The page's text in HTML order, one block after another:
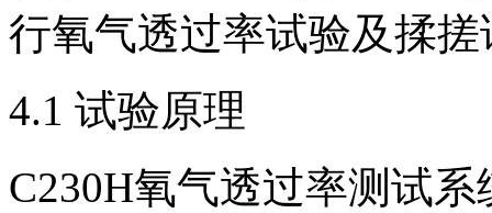
行氧气透过率试验及揉搓
4.1 试验原理
C230H氧气透过率测试